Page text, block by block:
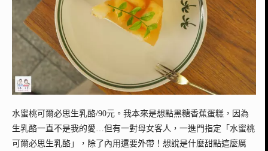
水蜜桃可爾必思生乳酪/90元。我本來是想點黑糖香蕉蛋糕，因為
生乳酪一直不是我的愛…但有一對母女客人，一進門指定「水蜜桃
可爾必思生乳酪」，除了內用還要外帶！想說是什麼甜點這麼厲